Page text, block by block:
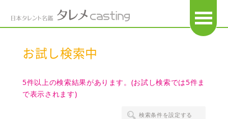
お試し検索中
5件以上の検索結果があります。(お試し検索では5件ま
で表示されます)
検索条件を設定する